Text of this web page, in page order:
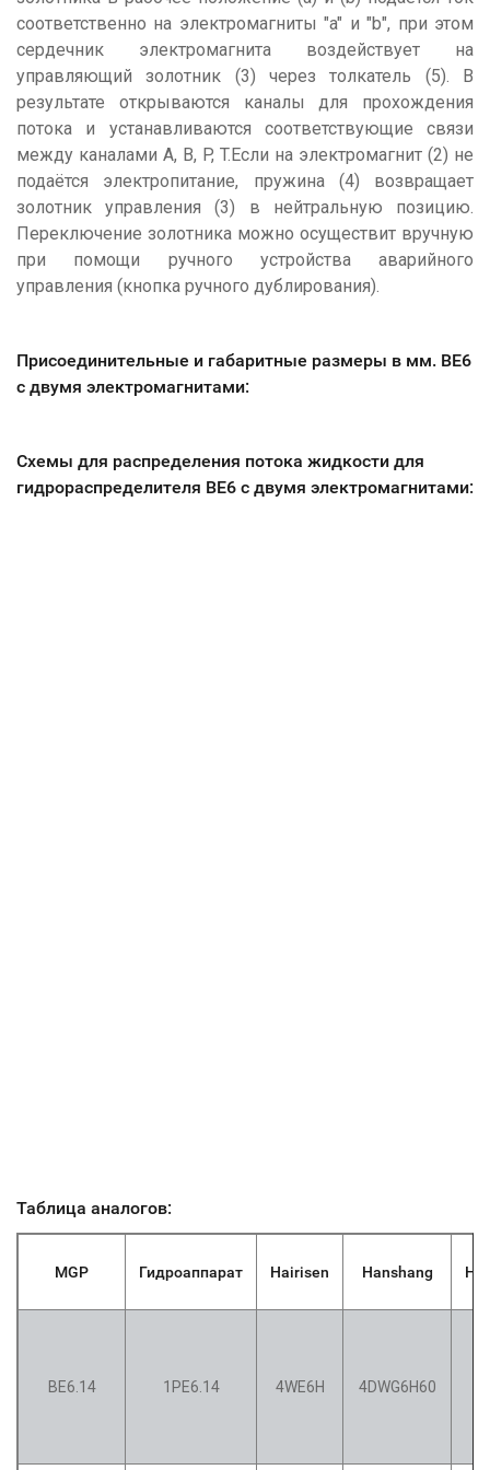
соответственно на электромагниты "a" и "b", при этом
сердечник электромагнита воздействует на
управляющий золотник (3) через толкатель (5). В
результате открываются каналы для прохождения
потока и устанавливаются соответствующие связи
между каналами A, B, P, T.Если на электромагнит (2) не
подаётся электропитание, пружина (4) возвращает
золотник управления (3) в нейтральную позицию.
Переключение золотника можно осуществит вручную
при помощи ручного устройства аварийного
управления (кнопка ручного дублирования).
Присоединительные и габаритные размеры в мм. ВЕ6
с двумя электромагнитами:
Схемы для распределения потока жидкости для
гидрораспределителя ВЕ6 с двумя электромагнитами:
Таблица аналогов:
MGP Гидроаппарат Hairisen Hanshang
ВЕ6.14 1РЕ6.14 4WE6H 4DWG6H60